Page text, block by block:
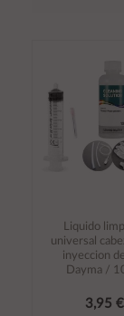
Liquido
universal
inyeccion
Dayma /
3,95 €